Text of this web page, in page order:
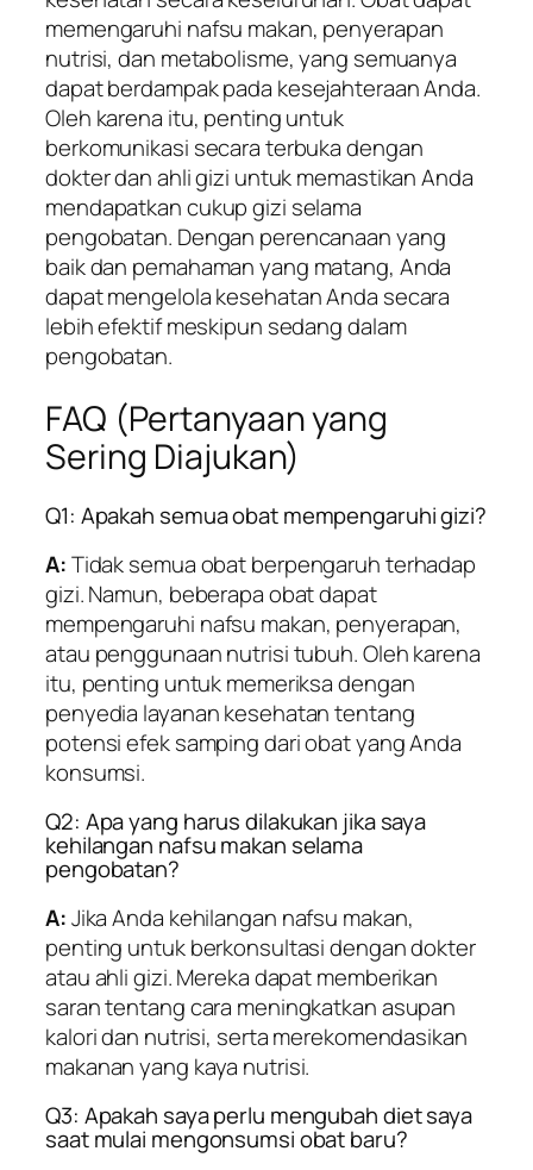
memengaruhi nafsu makan, penyerapan
nutrisi, dan metabolisme, yang semuanya
dapat berdampak pada kesejahteraan Anda.
Oleh karena itu, penting untuk
berkomunikasi secara terbuka dengan
dokter dan ahli gizi untuk memastikan Anda
mendapatkan cukup gizi selama
pengobatan. Dengan perencanaan yang
baik dan pemahaman yang matang, Anda
dapat mengelola kesehatan Anda secara
lebih efektif meskipun sedang dalam
pengobatan.
FAQ (Pertanyaan yang
Sering Diajukan)
Q1: Apakah semua obat mempengaruhi gizi?
A:Tidak semua obat berpengaruh terhadap
gizi. Namun, beberapa obat dapat
mempengaruhi nafsu makan, penyerapan,
atau penggunaan nutrisi tubuh. Oleh karena
itu, penting untuk memeriksa dengan
penyedia layanan kesehatan tentang
potensi efek samping dari obat yang Anda
konsumsi.
Q2: Apa yang harus dilakukan jika saya
kehilangan nafsu makan selama
pengobatan?
A:Jika Anda kehilangan nafsu makan,
penting untuk berkonsultasi dengan dokter
atau ahli gizi. Mereka dapat memberikan
saran tentang cara meningkatkan asupan
kalori dan nutrisi, serta merekomendasikan
makanan yang kaya nutrisi.
Q3: Apakah saya perlu mengubah diet saya
saat mulai mengonsumsi obat baru?